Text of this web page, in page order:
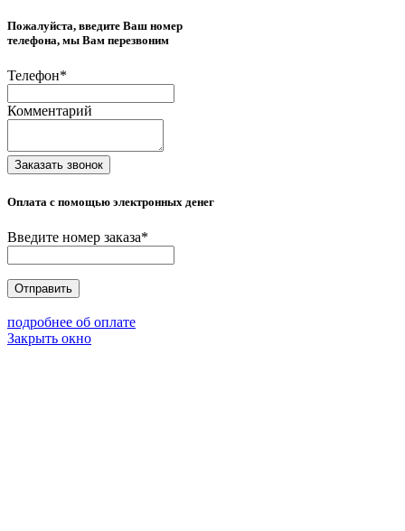
Пожалуйста, введите Ваш номер
телефона, мы Вам перезвоним
Телефон*
Комментарий
Заказать звонок
Оплата с помощью электронных денег
Введите номер заказа*
Отправить
подробнее об оплате
Закрыть окно